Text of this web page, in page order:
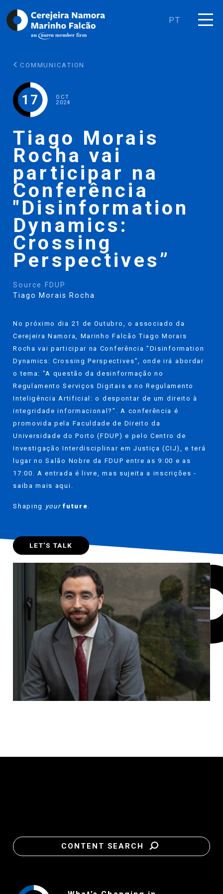
PT
COMMUNICATION
17 OCT
2024
Tiago Morais
Rocha vai
participar na
Conferência
"Disinformation
Dynamics:
Crossing
Perspectives”
Source FDUP
Tiago Morais Rocha
No próximo dia 21 de Outubro, o associado da
Cerejeira Namora, Marinho FalcãoTiago Morais
Rocha vai participar na Conferência "Disinformation
Dynamics: Crossing Perspectives”, onde irá abordar
o tema: "A questão da desinformação no
Regulamento Serviços Digitais e no Regulamento
Inteligência Artificial: o despontar de um direito à
integridade informacional?". A conferência é
promovida pela Faculdade de Direito da
Universidade do Porto (FDUP) e pelo Centro de
Investigação Interdisciplinar em Justiça (CIJ), e terá
lugar no Salão Nobre da FDUP entre as 9:00 e as
17:00. A entrada é livre, mas sujeita a inscrições -
saiba mais aqui
Shaping yourfuture
LET'S TALK
CONTENT SEARCH